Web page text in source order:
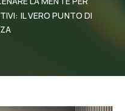
IL VERO PUNTO DI